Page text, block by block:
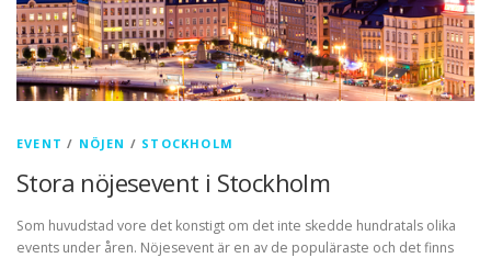
EVENT / NÖJEN / STOCKHOLM
Stora nöjesevent i Stockholm
Som huvudstad vore det konstigt om det inte skedde hundratals olika
events under åren. Nöjesevent är en av de populäraste och det finns